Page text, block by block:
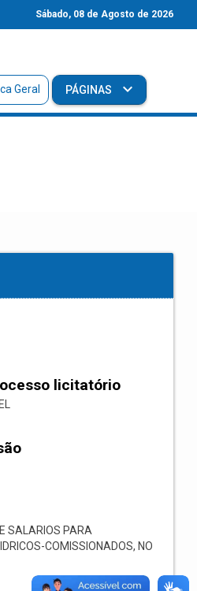
Sábado, 08 de Agosto de 2026
Geral PÁGINAS
licitatório
SALARIOS PARA
COMISSIONADOS, NO